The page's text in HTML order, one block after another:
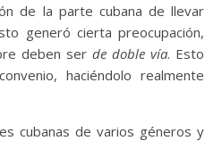
de la parte cubana de llevar
generó cierta preocupación,
deben ser de doble vía. Esto
haciéndolo realmente
cubanas de varios géneros y